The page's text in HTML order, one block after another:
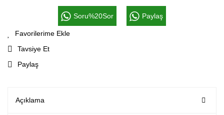
Soru%20Sor Paylaş
Tavsiye Et
Paylaş
Açıklama